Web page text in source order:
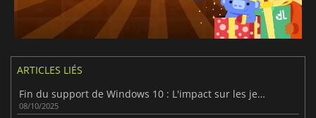
ARTICLES LIÉS
Fin du support de Windows 10 : L'impact sur les jeux sur PC expliqué
08/10/2025